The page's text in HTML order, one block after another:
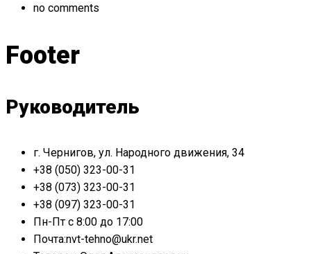
no comments
Footer
Руководитель
г. Чернигов, ул. Народного движения, 34
+38 (050) 323-00-31
+38 (073) 323-00-31
+38 (097) 323-00-31
Пн-Пт с 8:00 до 17:00
Почта:nvt-tehno@ukr.net